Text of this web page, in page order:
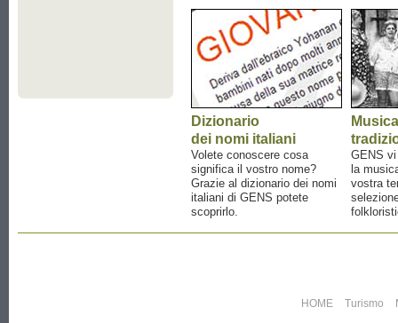
Dizionario
dei nomi italiani
Volete conoscere cosa
significa il vostro nome?
Grazie al dizionario dei nomi
italiani di GENS potete
scoprirlo.
Musica
GENS
la
vostra
HOME Turismo